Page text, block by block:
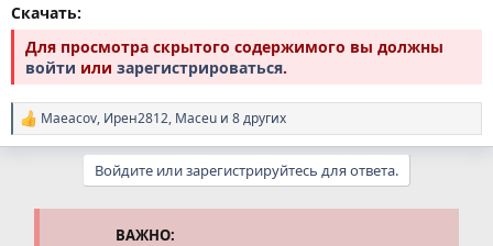
Скачать:
Для просмотра скрытого содержимого вы должны
войти или зарегистрироваться.
Р
е
Maeacov, Ирен2812, Maceu и 8 других
Войдите или зарегистрируйтесь для ответа.
ВАЖНО: